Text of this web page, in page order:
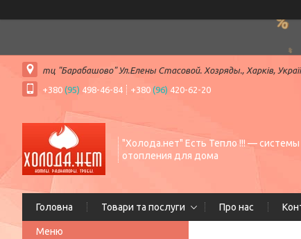
тц "Барабашово" Ул.Елены Стасовой. Хозряды., Харків,
+380 (95) 498-46-84 +380 (96) 420-62-20
"Холода.нет" Есть Тепло !!! — системы
отопления для дома
Головна Товари та послуги Про нас